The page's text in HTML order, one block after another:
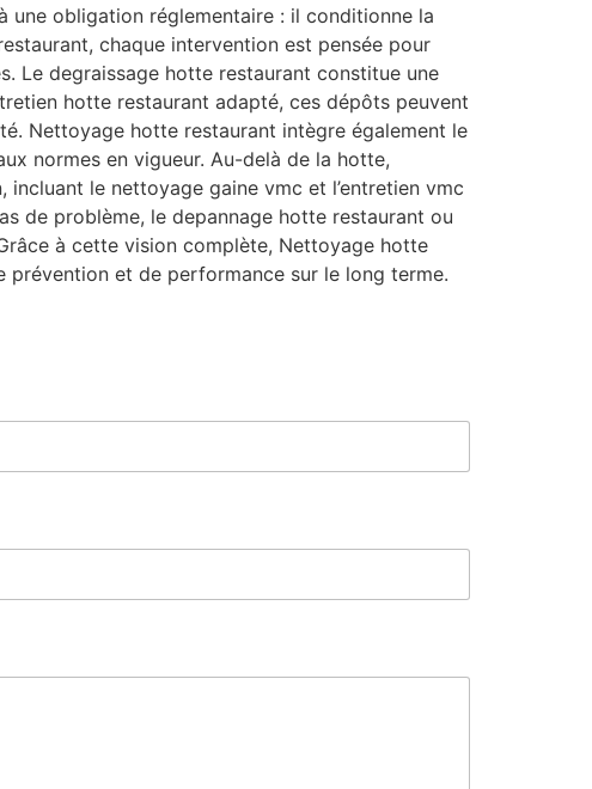
une obligation réglementaire : il conditionne la
chaque intervention est pensée pour
Le degraissage hotte restaurant constitue une
hotte restaurant adapté, ces dépôts peuvent
Nettoyage hotte restaurant intègre également le
normes en vigueur. Au-delà de la hotte,
le nettoyage gaine vmc et l’entretien vmc
de problème, le depannage hotte restaurant ou
à cette vision complète, Nettoyage hotte
prévention et de performance sur le long terme.